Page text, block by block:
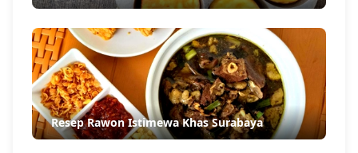
Resep Rawon Istimewa Khas Surabaya